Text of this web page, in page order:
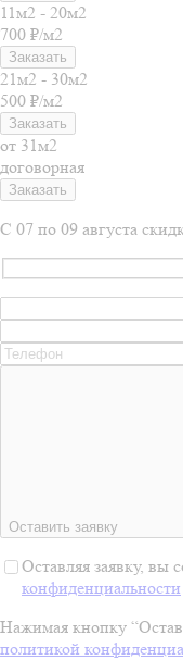
11м2 - 20м2
700 ₽/м2
Заказать
21м2 - 30м2
500 ₽/м2
Заказать
от 31м2
договорная
Заказать
С 07 по 09 августа
Оставить заявку
Оставляя заявку, вы
конфиденциальности
Нажимая кнопку
политикой